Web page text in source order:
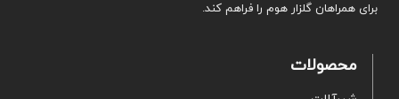
برای همراهان گلزار هوم را فراهم کند.
محصولات